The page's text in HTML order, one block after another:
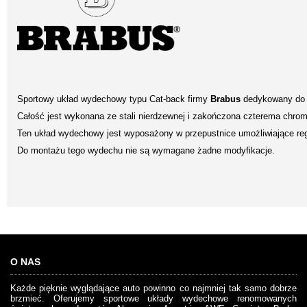
Sportowy układ wydechowy typu Cat-back firmy Brabus dedykowany do
Całość jest wykonana ze stali nierdzewnej i zakończona czterema
Ten układ wydechowy jest wyposażony w przepustnice umożliwiające
Do montażu tego wydechu nie są wymagane żadne modyfikacje.
O NAS
Każde pięknie wyglądające auto powinno co najmniej tak samo dobrze
brzmieć. Oferujemy sportowe układy wydechowe renomowanych